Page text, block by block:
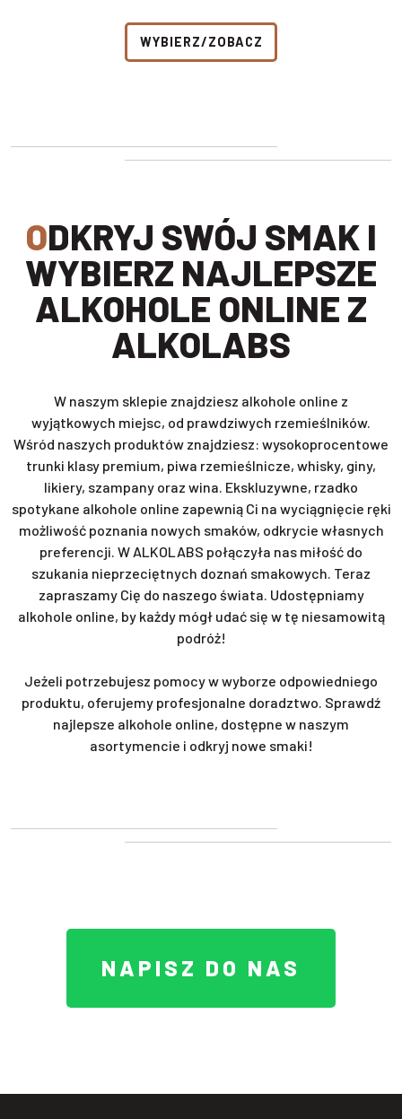
WYBIERZ/ZOBACZ
ODKRYJ SWÓJ SMAK I
WYBIERZ NAJLEPSZE
ALKOHOLE ONLINE Z
ALKOLABS
W naszym sklepie znajdziesz alkohole online z
wyjątkowych miejsc, od prawdziwych rzemieślników.
Wśród naszych produktów znajdziesz: wysokoprocentowe
trunki klasy premium, piwa rzemieślnicze, whisky, giny,
likiery, szampany oraz wina. Ekskluzywne, rzadko
spotykane alkohole online zapewnią Ci na wyciągnięcie ręki
możliwość poznania nowych smaków, odkrycie własnych
preferencji. W ALKOLABS połączyła nas miłość do
szukania nieprzeciętnych doznań smakowych. Teraz
zapraszamy Cię do naszego świata. Udostępniamy
alkohole online, by każdy mógł udać się w tę niesamowitą
podróż!
Jeżeli potrzebujesz pomocy w wyborze odpowiedniego
produktu, oferujemy profesjonalne doradztwo. Sprawdź
najlepsze alkohole online, dostępne w naszym
asortymencie i odkryj nowe smaki!
NAPISZ DO NAS